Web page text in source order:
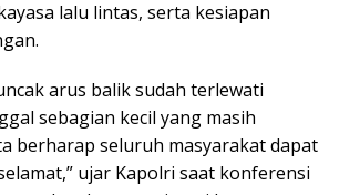
lalu lintas, serta kesiapan
arus balik sudah terlewati
sebagian kecil yang masih
berharap seluruh masyarakat dapat
ujar Kapolri saat konferensi